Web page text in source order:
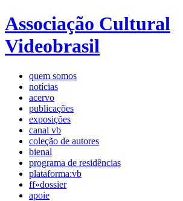
Associação Cultural
Videobrasil
quem somos
notícias
acervo
publicações
exposições
canal vb
coleção de autores
bienal
programa de residências
plataforma:vb
ff»dossier
apoie